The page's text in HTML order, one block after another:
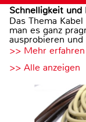
Schnelligkeit und
Das Thema
man es ganz
ausprobieren
>> Mehr erfahren
>> Alle anzeigen